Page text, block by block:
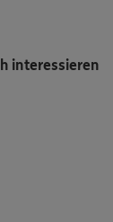
interessieren